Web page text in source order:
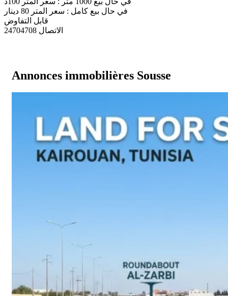
في حال بيع كامل : سعر المتر 80 دينار
قابل التفاوض
الاتصال 24704708
Annonces immobilières Sousse